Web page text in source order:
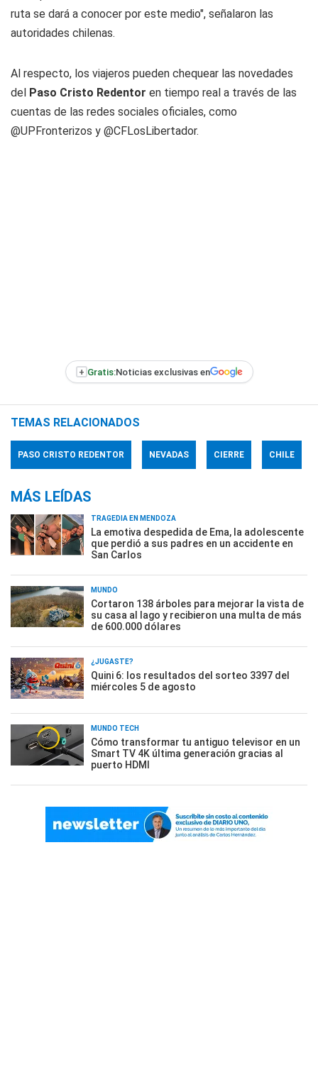
ruta se dará a conocer por este medio", señalaron las
autoridades chilenas.
Al respecto, los viajeros pueden chequear las novedades
del Paso Cristo Redentor en tiempo real a través de las
cuentas de las redes sociales oficiales, como
@UPFronterizos y @CFLosLibertador.
+ Gratis:Noticias exclusivas en
TEMAS RELACIONADOS
PASO CRISTO REDENTOR NEVADAS CIERRE CHILE
MÁS LEÍDAS
TRAGEDIA EN MENDOZA
La emotiva despedida de Ema, la adolescente
que perdió a sus padres en un accidente en
San Carlos
MUNDO
Cortaron 138 árboles para mejorar la vista de
su casa al lago y recibieron una multa de más
de 600.000 dólares
¿JUGASTE?
Quini 6: los resultados del sorteo 3397 del
miércoles 5 de agosto
MUNDO TECH
Cómo transformar tu antiguo televisor en un
Smart TV 4K última generación gracias al
puerto HDMI